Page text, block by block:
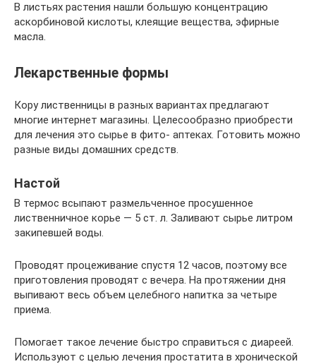
В листьях растения нашли большую концентрацию
аскорбиновой кислоты, клеящие вещества, эфирные
масла.
Лекарственные формы
Кору лиственницы в разных вариантах предлагают
многие интернет магазины. Целесообразно приобрести
для лечения это сырье в фито- аптеках. Готовить можно
разные виды домашних средств.
Настой
В термос всыпают размельченное просушенное
лиственничное корье — 5 ст. л. Заливают сырье литром
закипевшей воды.
Проводят процеживание спустя 12 часов, поэтому все
приготовления проводят с вечера. На протяжении дня
выпивают весь объем целебного напитка за четыре
приема.
Помогает такое лечение быстро справиться с диареей.
Используют с целью лечения простатита в хронической